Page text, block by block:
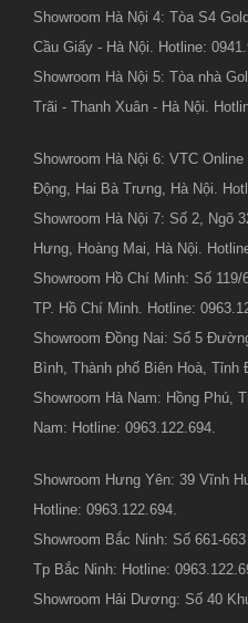
Showroom Hà Nội 4: Tòa S4
Cầu Giấy - Hà Nội. Hotline:
Showroom Hà Nội 5: Tòa nhà
Trãi - Thanh Xuân - Hà Nội.
Showroom Hà Nội 6: VTC
Động, Hai Bà Trưng, Hà Nội.
Showroom Hà Nội 7: Số 2, Ngõ
Hưng, Hoàng Mai, Hà Nội.
Showroom Hồ Chí Minh: Số
TP. Hồ Chí Minh. Hotline:
Showroom Đồng Nai: Số 5
Bình, Thành phố Biên Hoà, Tỉnh
Showroom Hà Nam: Hồng Phú,
Nam: Hotline: 0963.122.694.
Showroom Hưng Yên: 39 Vĩnh
Hotline: 0963.122.694.
Showroom Bắc Ninh: Số 661-
Tp Bắc Ninh: Hotline:
Showroom Hải Dương: Số 40